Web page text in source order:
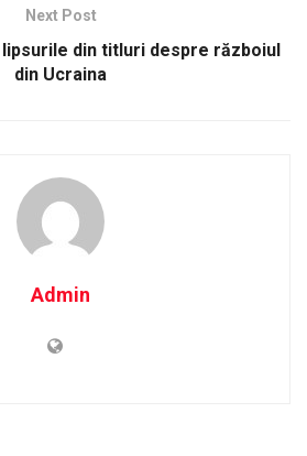
Next Post
din titluri despre războiul
din Ucraina
Admin